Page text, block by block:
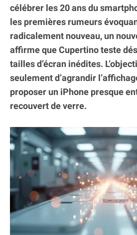
célébrer les 20 ans du
les premières rumeurs
radicalement nouveau, un
affirme que Cupertino teste
tailles d’écran inédites.
seulement d’agrandir
proposer un iPhone presque
recouvert de verre.